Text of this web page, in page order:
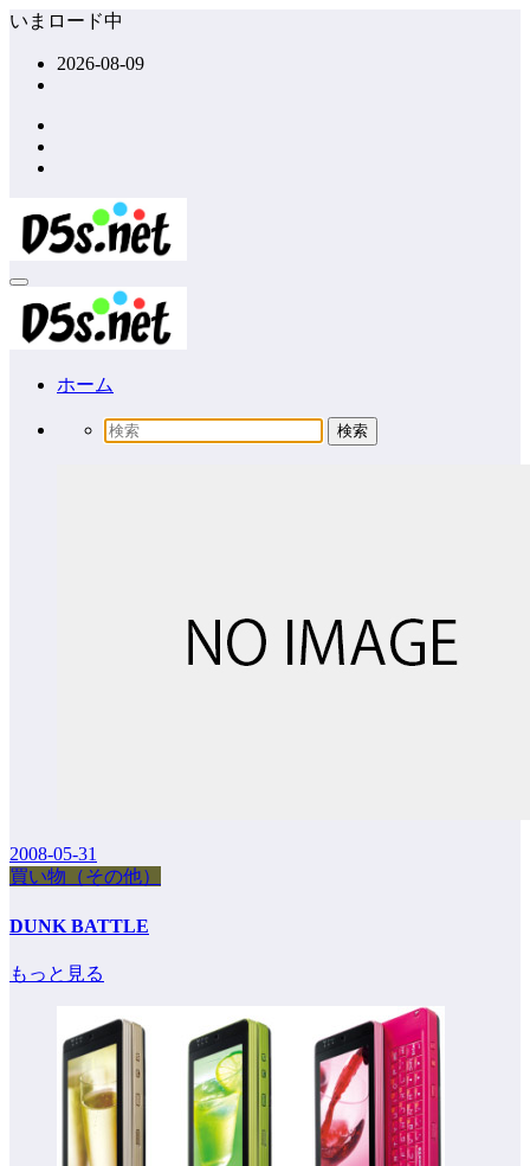
コ
ッ
プ
いまロード中
2026-08-09
ホーム
2008-05-31
買い物（その他）
DUNK BATTLE
もっと見る